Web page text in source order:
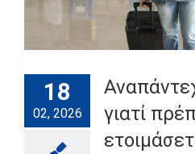
18
02, 2026
γιατί